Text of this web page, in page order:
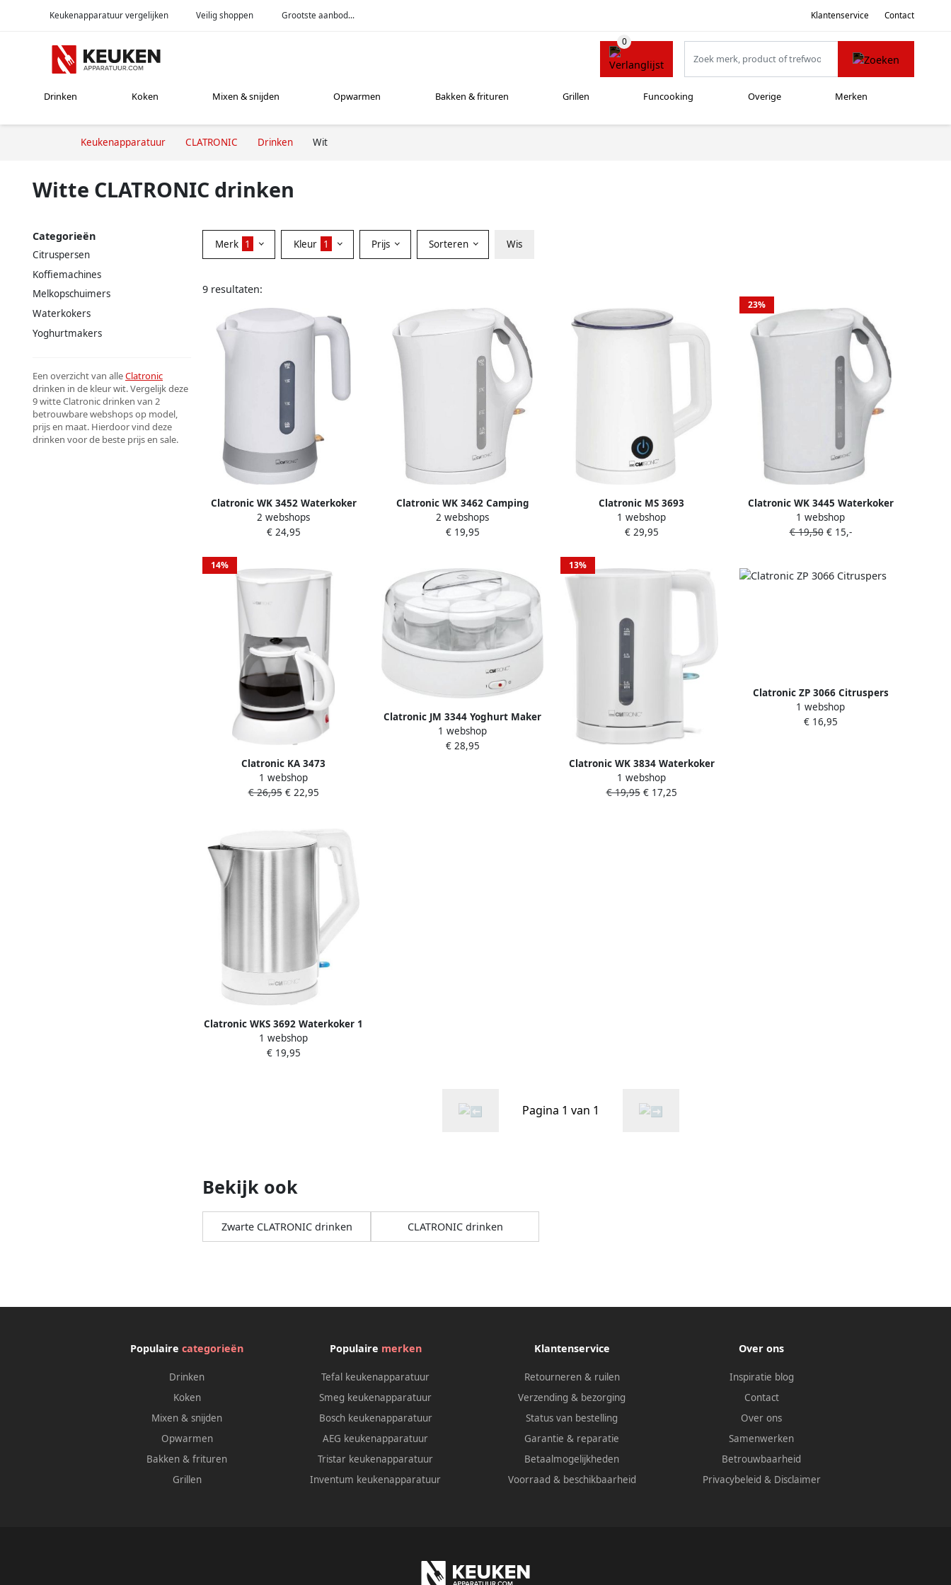
Keukenapparatuur vergelijken Veilig shoppen Grootste aanbod... Klantenservice Contact
Drinken Koken Mixen & snijden Opwarmen Bakken & frituren Grillen Funcooking Overige Merken
Keukenapparatuur CLATRONIC Drinken Wit
Witte CLATRONIC drinken
Categorieën
Citruspersen
Koffiemachines
Melkopschuimers
Waterkokers
Yoghurtmakers
Een overzicht van alleClatronic
drinken in de kleur wit. Vergelijk deze
9 witte Clatronic drinken van 2
betrouwbare webshops op model,
prijs en maat. Hierdoor vind deze
drinken voor de beste prijs en sale.
Merk 1 Kleur 1 Prijs Sorteren Wis
9 resultaten:
Clatronic WK 3452 Waterkoker
1.8 L Wit
2 webshops
€ 24,95
Clatronic WK 3462 Camping
waterkoker 1L 900W Wit
2 webshops
€ 19,95
Clatronic MS 3693
melkopschuimer wit automatisch
550 ml 600 W
1 webshop
€ 29,95
23%
Clatronic WK 3445 Waterkoker
1.7L wit
1 webshop
€ 19,50€ 15,-
14%
Clatronic KA 3473
Koffiezetapparaat wit
1 webshop
€ 26,95€ 22,95
Clatronic JM 3344 Yoghurt Maker
1 webshop
€ 28,95
13%
Clatronic WK 3834 Waterkoker
geschikt voor de Camping -1Liter
-900W -Wit
1 webshop
€ 19,95€ 17,25
Clatronic ZP 3066 Citruspers
1 webshop
€ 16,95
Clatronic WKS 3692 Waterkoker 1
5 l Roestvrijstaal Wit 2200 W
1 webshop
€ 19,95
Pagina 1 van 1
Bekijk ook
Zwarte CLATRONIC drinken CLATRONIC drinken
Populairecategorieën
Drinken
Koken
Mixen & snijden
Opwarmen
Bakken & frituren
Grillen
Populaire merken
Tefal keukenapparatuur
Smeg keukenapparatuur
Bosch keukenapparatuur
AEG keukenapparatuur
Tristar keukenapparatuur
Inventum keukenapparatuur
Klantenservice
Retourneren & ruilen
Verzending & bezorging
Status van bestelling
Garantie & reparatie
Betaalmogelijkheden
Voorraad & beschikbaarheid
Over ons
Inspiratie blog
Contact
Over ons
Samenwerken
Betrouwbaarheid
Privacybeleid & Disclaimer